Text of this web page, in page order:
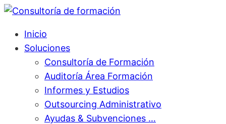
Inicio
Soluciones
Consultoría de Formación
Auditoría Área Formación
Informes y Estudios
Outsourcing Administrativo
Ayudas & Subvenciones …